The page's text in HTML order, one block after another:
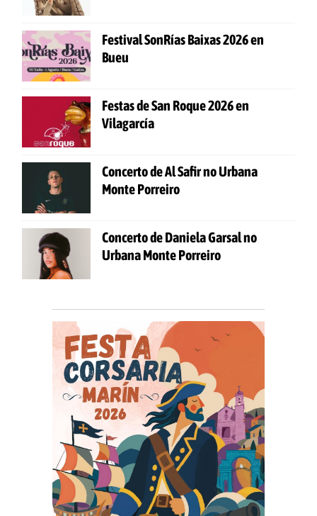
Festival SonRías Baixas 2026 en
Bueu
Festas de San Roque 2026 en
Vilagarcía
Concerto de Al Safir no Urbana
Monte Porreiro
Concerto de Daniela Garsal no
Urbana Monte Porreiro